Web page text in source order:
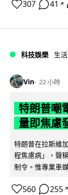
307 41 ↗
科技娛樂 生
Vin 22 小時
特朗普嘲
量即焦慮
特朗普在拉斯維
程焦慮病」，聲
制令。惟專業車
560 255 ↗